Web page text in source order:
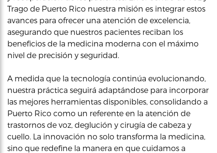
Trago de Puerto Rico nuestra misión es integrar estos
avances para ofrecer una atención de excelencia,
asegurando que nuestros pacientes reciban los
beneficios de la medicina moderna con el máximo
nivel de precisión y seguridad.
A medida que la tecnología continúa evolucionando,
nuestra práctica seguirá adaptándose para incorporar
las mejores herramientas disponibles, consolidando a
Puerto Rico como un referente en la atención de
trastornos de voz, deglución y cirugía de cabeza y
cuello. La innovación no solo transforma la medicina,
sino que redefine la manera en que cuidamos a